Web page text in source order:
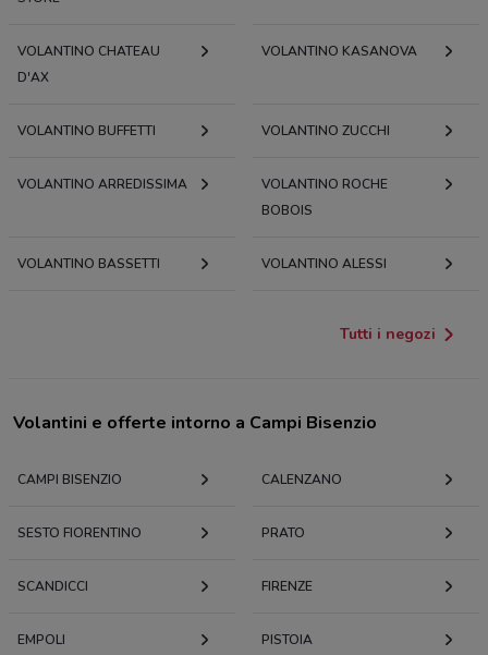
VOLANTINO CHATEAU
D'AX
VOLANTINO KASANOVA
VOLANTINO BUFFETTI VOLANTINO ZUCCHI
VOLANTINO ARREDISSIMA
VOLANTINO ROCHE
BOBOIS
VOLANTINO BASSETTI VOLANTINO ALESSI
Tutti i negozi
Volantini e offerte intorno a Campi Bisenzio
CAMPI BISENZIO CALENZANO
SESTO FIORENTINO PRATO
SCANDICCI FIRENZE
EMPOLI PISTOIA